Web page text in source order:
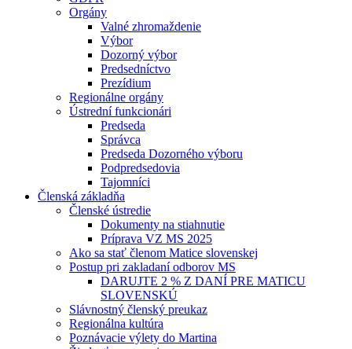
Orgány
Valné zhromaždenie
Výbor
Dozorný výbor
Predsedníctvo
Prezídium
Regionálne orgány
Ústrední funkcionári
Predseda
Správca
Predseda Dozorného výboru
Podpredsedovia
Tajomníci
Členská základňa
Členské ústredie
Dokumenty na stiahnutie
Príprava VZ MS 2025
Ako sa stať členom Matice slovenskej
Postup pri zakladaní odborov MS
DARUJTE 2 % Z DANÍ PRE MATICU
SLOVENSKÚ
Slávnostný členský preukaz
Regionálna kultúra
Poznávacie výlety do Martina